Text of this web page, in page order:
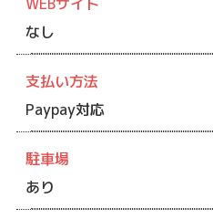
なし
支払い方法
Paypay対応
駐車場
あり